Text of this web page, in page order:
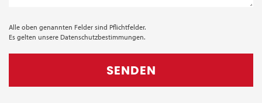
Alle oben genannten Felder sind Pflichtfelder.
Es gelten unsere Datenschutzbestimmungen.
SENDEN